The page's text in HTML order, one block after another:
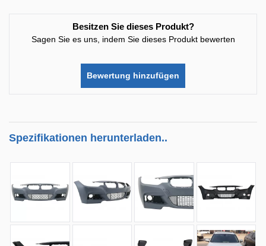
Besitzen Sie dieses Produkt?
Sagen Sie es uns, indem Sie dieses Produkt bewerten
Bewertung hinzufügen
Spezifikationen herunterladen..